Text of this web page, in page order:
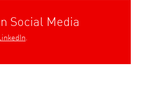
Social Media